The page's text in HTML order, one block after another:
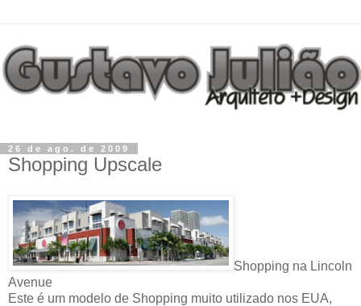
26 de ago. de 2009
Shopping Upscale
Shopping na Lincoln
Avenue
Este é um modelo de Shopping muito utilizado nos EUA,